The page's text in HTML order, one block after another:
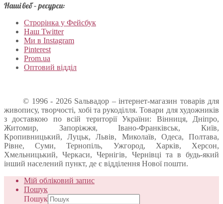
Наші веб – ресурси:
Строрінка у Фейсбук
Наш Twitter
Ми в Instagram
Pinterest
Prom.ua
Оптовий відділ
© 1996 - 2026 Sальвадор – інтернет-магазин товарів для
живопису, творчості, хобі та рукоділля. Товари для художників
з доставкою по всій території України: Вінниця, Дніпро,
Житомир, Запоріжжя, Івано-Франківськ, Київ,
Кропивницький, Луцьк, Львів, Миколаїв, Одеса, Полтава,
Рівне, Суми, Тернопіль, Ужгород, Харків, Херсон,
Хмельницький, Черкаси, Чернігів, Чернівці та в будь-який
інший населений пункт, де є відділення Нової пошти.
Мій обліковий запис
Пошук
Пошук